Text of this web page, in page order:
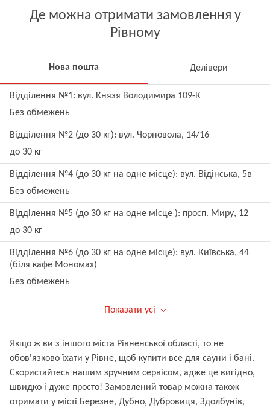
Де можна отримати замовлення у
Рівному
Нова пошта Делівери
Відділення №1: вул. Князя Володимира 109-К
Без обмежень
Відділення №2 (до 30 кг): вул. Чорновола, 14/16
до 30 кг
Відділення №4 (до 30 кг на одне місце): вул. Відінська, 5в
Без обмежень
Відділення №5 (до 30 кг на одне місце ): просп. Миру, 12
до 30 кг
Відділення №6 (до 30 кг на одне місце): вул. Київська, 44
(біля кафе Мономах)
Без обмежень
Показати усі
Якщо ж ви з іншого міста Рівненської області, то не
обов'язково їхати у Рівне, щоб купити все для сауни і бані.
Скористайтесь нашим зручним сервісом, адже це вигідно,
швидко і дуже просто! Замовлений товар можна також
отримати у місті Березне, Дубно, Дубровиця, Здолбунів,